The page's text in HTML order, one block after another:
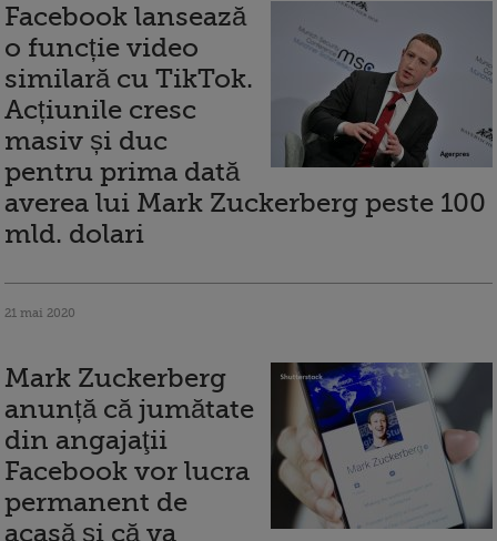
Facebook lansează
o funcție video
similară cu TikTok.
Acțiunile cresc
masiv și duc
pentru prima dată
averea lui Mark Zuckerberg peste 100
mld. dolari
21 mai 2020
Mark Zuckerberg
anunță că jumătate
din angajaţii
Facebook vor lucra
permanent de
acasă și că va